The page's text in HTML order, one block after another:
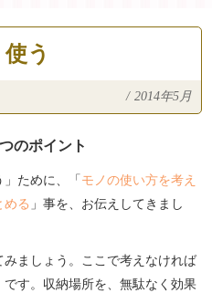
う
/ 2014年5月
のポイント
ために、「モノの使い方を考え
める 」事を、お伝えしてきまし
ましょう。ここで考えなければ
す。収納場所を、無駄なく効果